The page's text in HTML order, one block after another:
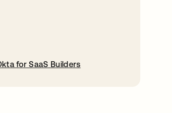
for SaaS Builders